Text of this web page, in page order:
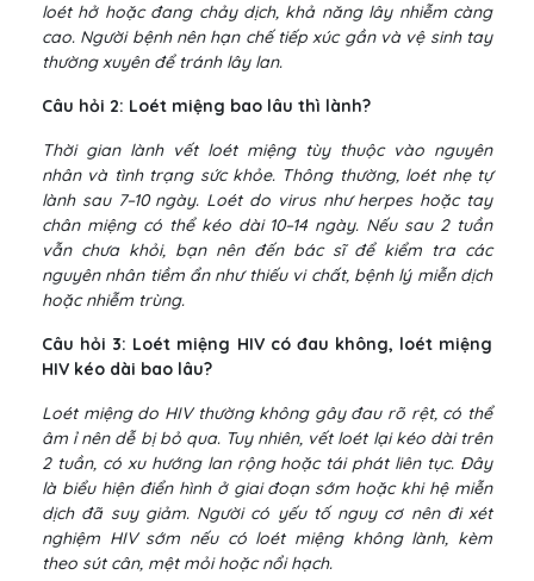
loét hở hoặc đang chảy dịch, khả năng lây nhiễm càng
cao. Người bệnh nên hạn chế tiếp xúc gần và vệ sinh tay
thường xuyên để tránh lây lan.
Câu hỏi 2: Loét miệng bao lâu thì lành?
Thời gian lành vết loét miệng tùy thuộc vào nguyên
nhân và tình trạng sức khỏe. Thông thường, loét nhẹ tự
lành sau 7–10 ngày. Loét do virus như herpes hoặc tay
chân miệng có thể kéo dài 10–14 ngày. Nếu sau 2 tuần
vẫn chưa khỏi, bạn nên đến bác sĩ để kiểm tra các
nguyên nhân tiềm ẩn như thiếu vi chất, bệnh lý miễn dịch
hoặc nhiễm trùng.
Câu hỏi 3: Loét miệng HIV có đau không, loét miệng
HIV kéo dài bao lâu?
Loét miệng do HIV thường không gây đau rõ rệt, có thể
âm ỉ nên dễ bị bỏ qua. Tuy nhiên, vết loét lại kéo dài trên
2 tuần, có xu hướng lan rộng hoặc tái phát liên tục. Đây
là biểu hiện điển hình ở giai đoạn sớm hoặc khi hệ miễn
dịch đã suy giảm. Người có yếu tố nguy cơ nên đi xét
nghiệm HIV sớm nếu có loét miệng không lành, kèm
theo sút cân, mệt mỏi hoặc nổi hạch.